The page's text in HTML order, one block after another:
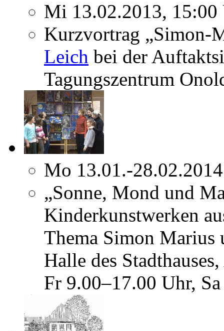
Mi 13.02.2013, 15:00
Kurzvortrag „Simon-
Leich bei der
Tagungszentrum
Mo 13.01.-28.02.2014
„Sonne, Mond und
Kinderkunstwerken
Thema Simon Marius
Halle des
Fr 9.00–17.00 Uhr,